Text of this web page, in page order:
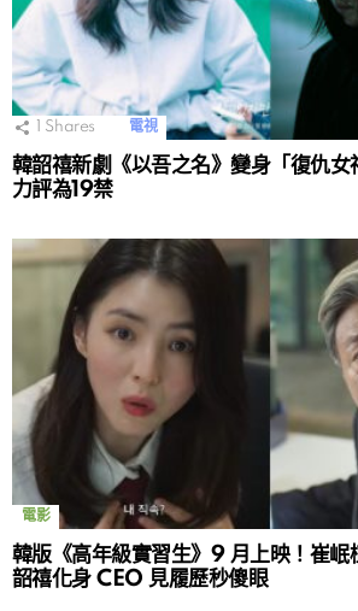
Shares 電視
韓韶禧新劇《以吾之名》變身「復仇女
力評為19禁
電影
韓版《高年級實習生》9 月上映！崔岷
韶禧化身 CEO 見履歷秒傻眼